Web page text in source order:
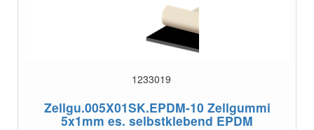
1233019
Zellgu.005X01SK.EPDM-10 Zellgummi
5x1mm es. selbstklebend EPDM